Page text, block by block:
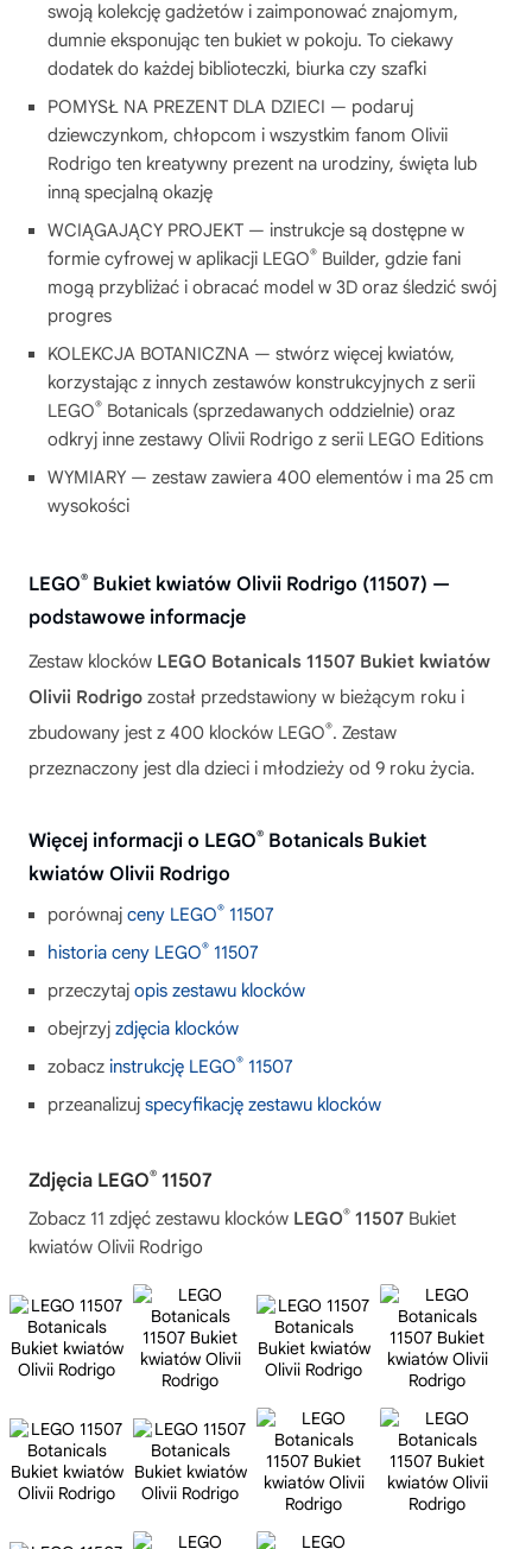
swoją kolekcję gadżetów i zaimponować znajomym,
dumnie eksponując ten bukiet w pokoju. To ciekawy
dodatek do każdej biblioteczki, biurka czy szafki
POMYSŁ NA PREZENT DLA DZIECI — podaruj
dziewczynkom, chłopcom i wszystkim fanom Olivii
Rodrigo ten kreatywny prezent na urodziny, święta lub
inną specjalną okazję
WCIĄGAJĄCY PROJEKT — instrukcje są dostępne w
formie cyfrowej w aplikacji LEGO® Builder, gdzie fani
mogą przybliżać i obracać model w 3D oraz śledzić swój
progres
KOLEKCJA BOTANICZNA — stwórz więcej kwiatów,
korzystając z innych zestawów konstrukcyjnych z serii
LEGO® Botanicals (sprzedawanych oddzielnie) oraz
odkryj inne zestawy Olivii Rodrigo z serii LEGO Editions
WYMIARY — zestaw zawiera 400 elementów i ma 25 cm
wysokości
LEGO® Bukiet kwiatów Olivii Rodrigo (11507) —
podstawowe informacje
Zestaw klocków LEGO Botanicals 11507 Bukiet kwiatów
Olivii Rodrigo został przedstawiony w bieżącym roku i
zbudowany jest z 400 klocków LEGO®. Zestaw
przeznaczony jest dla dzieci i młodzieży od 9 roku życia.
Więcej informacji o LEGO® Botanicals Bukiet
kwiatów Olivii Rodrigo
porównaj ceny LEGO® 11507
historia ceny LEGO® 11507
przeczytaj opis zestawu klocków
obejrzyj zdjęcia klocków
zobacz instrukcję LEGO® 11507
przeanalizuj specyfikację zestawu klocków
Zdjęcia LEGO® 11507
Zobacz 11 zdjęć zestawu klocków LEGO® 11507 Bukiet
kwiatów Olivii Rodrigo